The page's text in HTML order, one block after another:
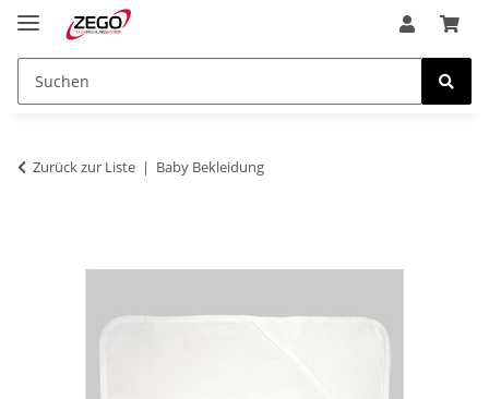
Zurück zur Liste Baby Bekleidung